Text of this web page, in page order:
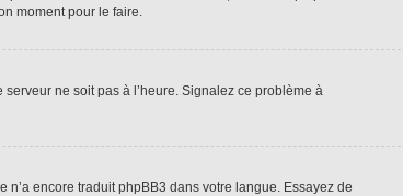
moment pour le faire.
ne soit pas à l’heure. Signalez ce problème à
encore traduit phpBB3 dans votre langue. Essayez de